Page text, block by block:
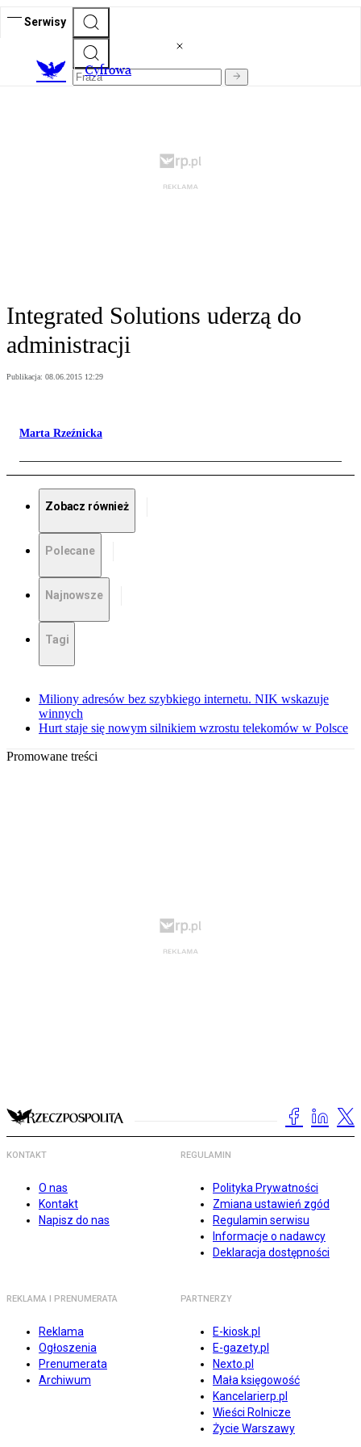
Serwisy
Cyfrowa
Integrated Solutions uderzą do
administracji
Publikacja: 08.06.2015 12:29
Marta Rzeźnicka
Zobacz również
Polecane
Najnowsze
Tagi
Miliony adresów bez szybkiego internetu. NIK wskazuje
winnych
Hurt staje się nowym silnikiem wzrostu telekomów w Polsce
Promowane treści
KONTAKT
O nas
Kontakt
Napisz do nas
REGULAMIN
Polityka Prywatności
Zmiana ustawień zgód
Regulamin serwisu
Informacje o nadawcy
Deklaracja dostępności
REKLAMA I PRENUMERATA
Reklama
Ogłoszenia
Prenumerata
Archiwum
PARTNERZY
E-kiosk.pl
E-gazety.pl
Nexto.pl
Mała księgowość
Kancelarierp.pl
Wieści Rolnicze
Życie Warszawy